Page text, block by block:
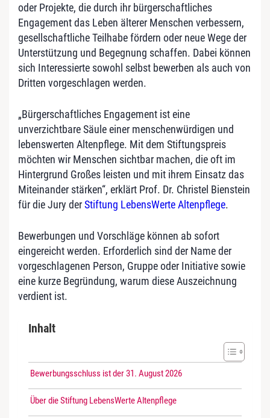
oder Projekte, die durch ihr bürgerschaftliches
Engagement das Leben älterer Menschen verbessern,
gesellschaftliche Teilhabe fördern oder neue Wege der
Unterstützung und Begegnung schaffen. Dabei können
sich Interessierte sowohl selbst bewerben als auch von
Dritten vorgeschlagen werden.
„Bürgerschaftliches Engagement ist eine
unverzichtbare Säule einer menschenwürdigen und
lebenswerten Altenpflege. Mit dem Stiftungspreis
möchten wir Menschen sichtbar machen, die oft im
Hintergrund Großes leisten und mit ihrem Einsatz das
Miteinander stärken“, erklärt Prof. Dr. Christel Bienstein
für die Jury derStiftung LebensWerte Altenpflege.
Bewerbungen und Vorschläge können ab sofort
eingereicht werden. Erforderlich sind der Name der
vorgeschlagenen Person, Gruppe oder Initiative sowie
eine kurze Begründung, warum diese Auszeichnung
verdient ist.
Inhalt
Bewerbungsschluss ist der 31. August 2026
Über die Stiftung LebensWerte Altenpflege